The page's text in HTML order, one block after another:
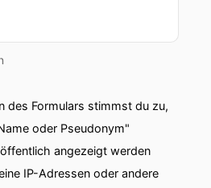
des Formulars stimmst du zu,
oder Pseudonym"
angezeigt werden
IP-Adressen oder andere